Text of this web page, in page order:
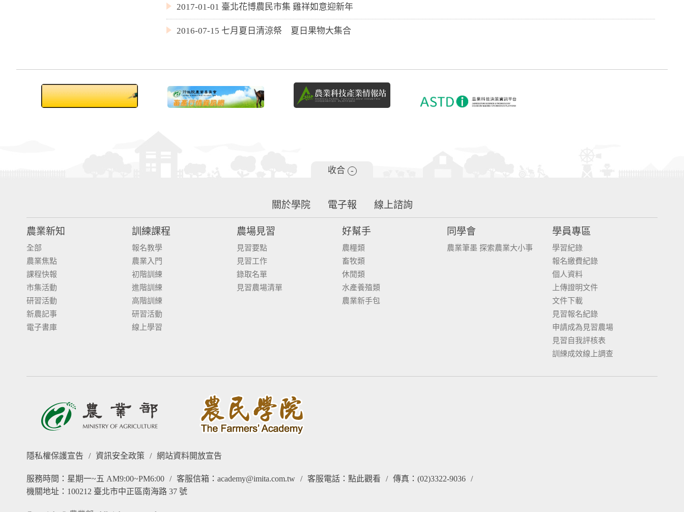
2017-01-01 臺北花博農民市集 雞祥如意迎新年
2016-07-15 七月夏日清涼祭 夏日果物大集合
收合 -
關於學院 電子報 線上諮詢
農業新知
全部
農業焦點
課程快報
市集活動
研習活動
新農記事
電子書庫
訓練課程
報名教學
農業入門
初階訓練
進階訓練
高階訓練
研習活動
線上學習
農場見習
見習要點
見習工作
錄取名單
見習農場清單
好幫手
農糧類
畜牧類
休閒類
水產養殖類
農業新手包
同學會
農業筆墨 探索農業大小事
學員專區
學習紀錄
報名繳費紀錄
個人資料
上傳證明文件
文件下載
見習報名紀錄
申請成為見習農場
見習自我評核表
訓練成效線上調查
隱私權保護宣告 / 資訊安全政策 / 網站資料開放宣告
服務時間：星期一~五 AM9:00~PM6:00 / 客服信箱：academy@imita.com.tw / 客服電話： 點此觀看 / 傳真：(02)3322-9036 /
機關地址：100212 臺北市中正區南海路 37 號